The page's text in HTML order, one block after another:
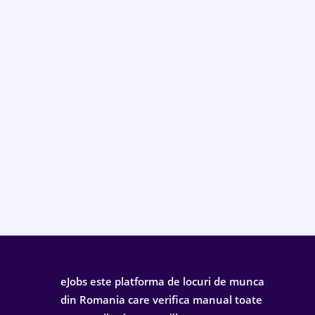
eJobs este platforma de locuri de munca
din Romania care verifica manual toate